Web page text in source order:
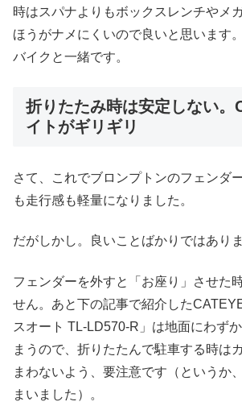
時はスパナよりもボックスレンチやメ
ほうがナメにくいので良いと思います
バイクと一緒です。
折りたたみ時は安定しない。
イトがギリギリ
さて、これでブロンプトンのフェンダ
も走行感も軽量になりました。
だがしかし。良いことばかりではありま
フェンダーを外すと「お座り」させた
せん。あと下の記事で紹介した
スオート TL-LD570-R」は地面にわず
まうので、折りたたんで駐車する時は
まわないよう、要注意です（というか
まいました）。